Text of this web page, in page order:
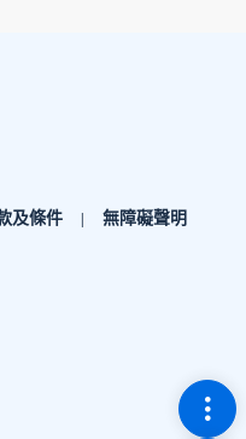
切
及條件 無障礙聲明